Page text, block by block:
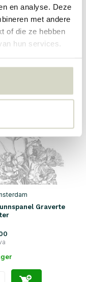
en analyse. Deze
met andere
of die ze hebben
hun services.
Graverte